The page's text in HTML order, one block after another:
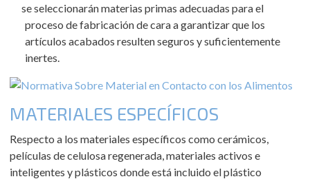
se seleccionarán materias primas adecuadas para el
proceso de fabricación de cara a garantizar que los
artículos acabados resulten seguros y suficientemente
inertes.
MATERIALES ESPECÍFICOS
Respecto a los materiales específicos como cerámicos,
películas de celulosa regenerada, materiales activos e
inteligentes y plásticos donde está incluido el plástico